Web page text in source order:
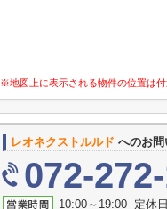
※地図上に表示される物件の位置は
レオネクストルルド へのお
072-
10:00～19:00 定休